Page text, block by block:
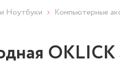
Ноутбуки Компьютерные